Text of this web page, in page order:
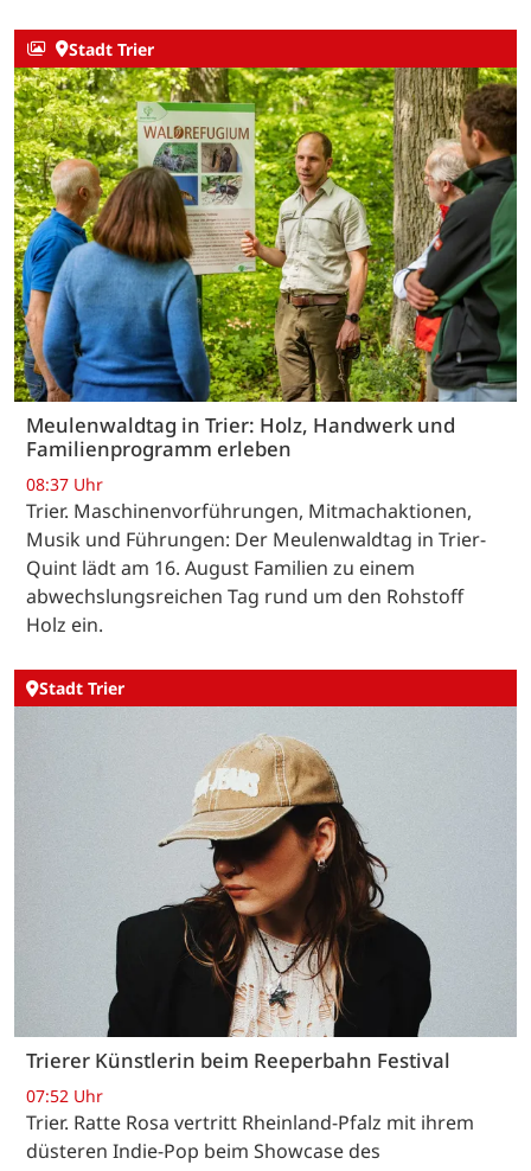
Stadt Trier
Meulenwaldtag in Trier: Holz, Handwerk und
Familienprogramm erleben
08:37 Uhr
Trier. Maschinenvorführungen, Mitmachaktionen,
Musik und Führungen: Der Meulenwaldtag in Trier-
Quint lädt am 16. August Familien zu einem
abwechslungsreichen Tag rund um den Rohstoff
Holz ein.
Stadt Trier
Trierer Künstlerin beim Reeperbahn Festival
07:52 Uhr
Trier. Ratte Rosa vertritt Rheinland-Pfalz mit ihrem
düsteren Indie-Pop beim Showcase des